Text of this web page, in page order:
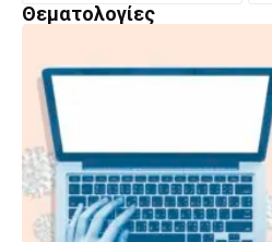
Θεματολογίες